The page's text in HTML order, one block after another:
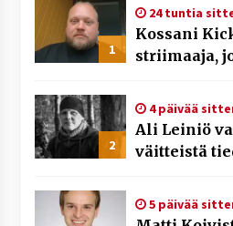
1
24 tuntia
Kossani
striimaaja,
2
4 päivää
Ali Leiniö
väitteistä
5 päivää